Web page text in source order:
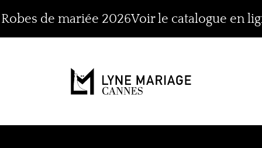
de mariée 2026Voir le catalogue en